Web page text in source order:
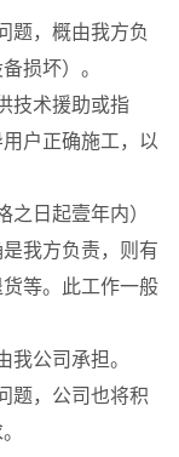
题，概由我方负
损坏）。
技术援助或指
户正确施工，以
之日起壹年内）
我方负责，则有
等。此工作一般
我公司承担。
题，公司也将积